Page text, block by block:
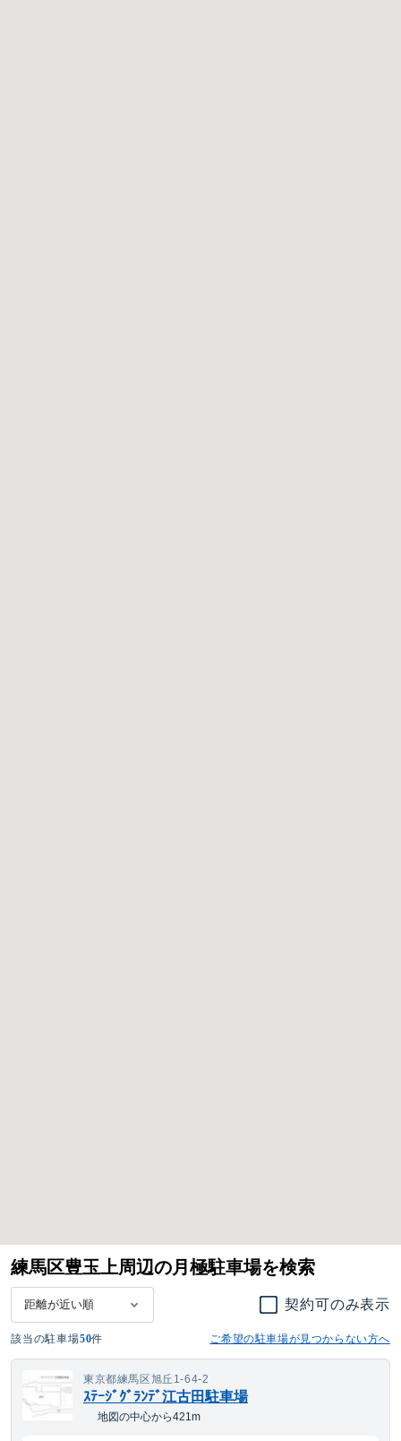
練馬区豊玉上周辺の月極駐車場を検索
契約可のみ表示
該当の駐車場50件 ご希望の駐車場が見つからない方へ
東京都練馬区旭丘1-64-2
ｽﾃｰｼﾞｸﾞﾗﾝﾃﾞ江古田駐車場
地図の中心から421m